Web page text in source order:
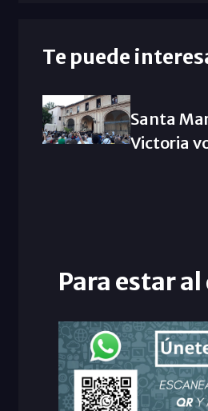
Te puede
Santa
Victoria
Para estar al